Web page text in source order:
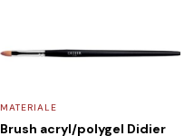
MATERIALE
Brush acryl/polygel Didier